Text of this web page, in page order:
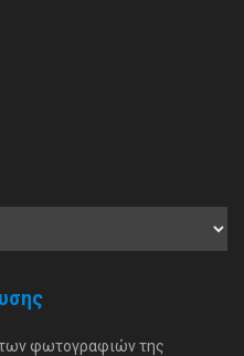
φωτογραφιών της